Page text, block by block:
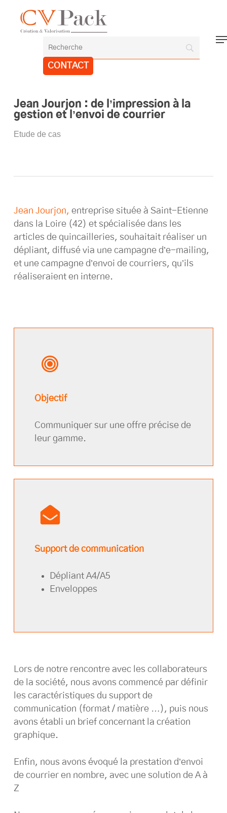
CONTACT
Jean Jourjon : de l’impression à la
gestion et l’envoi de courrier
Etude de cas
Jean Jourjon, entreprise située à Saint-Etienne
dans la Loire (42) et spécialisée dans les
articles de quincailleries, souhaitait réaliser un
dépliant, diffusé via une campagne d’e-mailing,
et une campagne d’envoi de courriers, qu’ils
réaliseraient en interne.
Objectif
Communiquer sur une offre précise de
leur gamme.
Support de communication
Dépliant A4/A5
Enveloppes
Lors de notre rencontre avec les collaborateurs
de la société, nous avons commencé par définir
les caractéristiques du support de
communication (format / matière …), puis nous
avons établi un brief concernant la création
graphique.
Enfin, nous avons évoqué la prestation d’envoi
de courrier en nombre, avec une solution de A à
Z
Menu